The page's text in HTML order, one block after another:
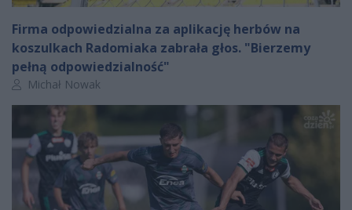
Firma odpowiedzialna za aplikację herbów na
koszulkach Radomiaka zabrała głos. "Bierzemy
pełną odpowiedzialność"
Autor artykułu:
Michał Nowak